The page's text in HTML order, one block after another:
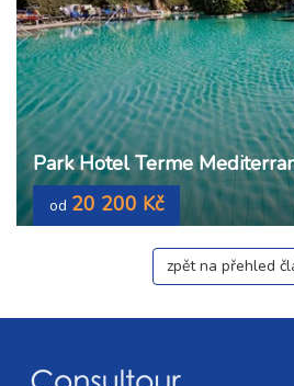
Park Hotel Terme
od 20 200 Kč
zpět na přehled